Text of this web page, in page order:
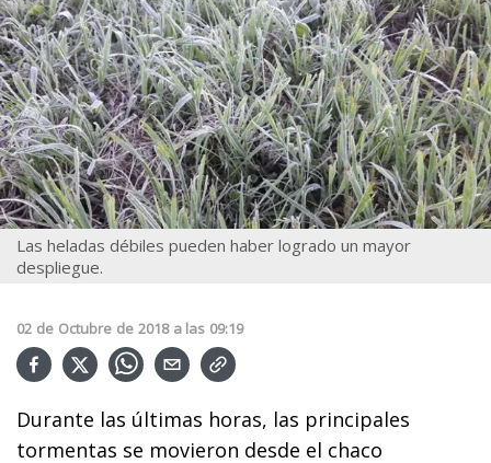
Las heladas débiles pueden haber logrado un mayor
despliegue.
02 de Octubre de 2018 a las 09:19
Durante las últimas horas, las principales
tormentas se movieron desde el chaco